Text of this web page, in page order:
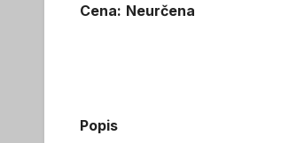
Cena: Neurčena
Popis